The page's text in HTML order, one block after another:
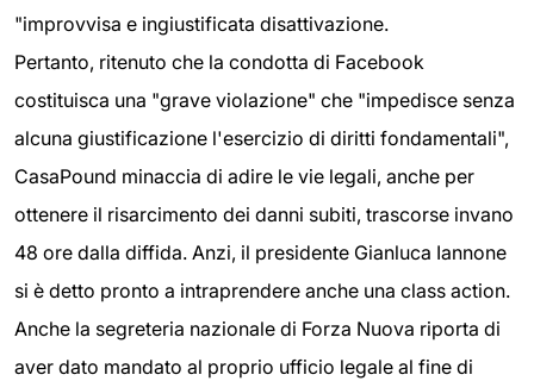
"improvvisa e ingiustificata disattivazione.
Pertanto, ritenuto che la condotta di Facebook
costituisca una "grave violazione" che "impedisce senza
alcuna giustificazione l'esercizio di diritti fondamentali",
CasaPound minaccia di adire le vie legali, anche per
ottenere il risarcimento dei danni subiti, trascorse invano
48 ore dalla diffida. Anzi, il presidente Gianluca Iannone
si è detto pronto a intraprendere anche una class action.
Anche la segreteria nazionale di Forza Nuova riporta di
aver dato mandato al proprio ufficio legale al fine di